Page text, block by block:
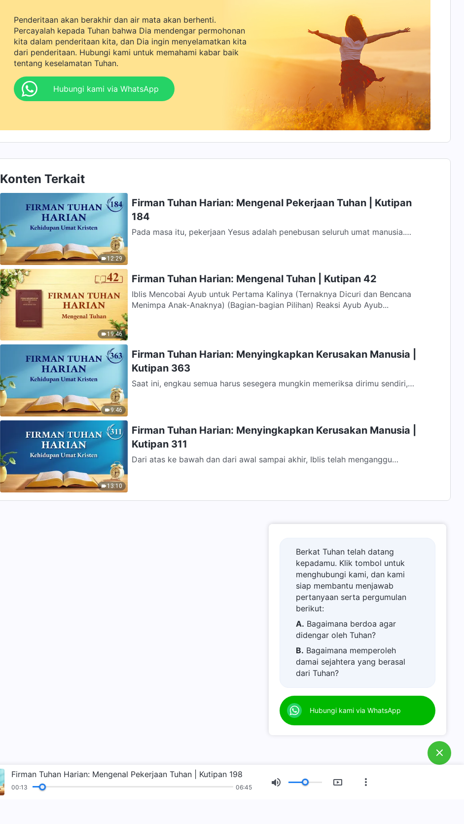
Penderitaan akan berakhir dan air mata akan berhenti.
Percayalah kepada Tuhan bahwa Dia mendengar permohonan
kita dalam penderitaan kita, dan Dia ingin menyelamatkan kita
dari penderitaan. Hubungi kami untuk memahami kabar baik
tentang keselamatan Tuhan.
Hubungi kami via WhatsApp
Konten Terkait
12:29
Firman Tuhan Harian: Mengenal Pekerjaan Tuhan | Kutipan
184
Pada masa itu, pekerjaan Yesus adalah penebusan seluruh umat manusia.
19:46
Firman Tuhan Harian: Mengenal Tuhan | Kutipan 42
Iblis Mencobai Ayub untuk Pertama Kalinya (Ternaknya Dicuri dan Bencana
Menimpa Anak-Anaknya) (Bagian-bagian Pilihan) Reaksi Ayub Ayub...
9:46
Firman Tuhan Harian: Menyingkapkan Kerusakan Manusia |
Kutipan 363
Saat ini, engkau semua harus sesegera mungkin memeriksa dirimu sendiri,
13:10
Firman Tuhan Harian: Menyingkapkan Kerusakan Manusia |
Kutipan 311
Dari atas ke bawah dan dari awal sampai akhir, Iblis telah menganggu
Berkat Tuhan telah datang
kepadamu. Klik tombol untuk
menghubungi kami, dan kami
siap membantu menjawab
pertanyaan serta pergumulan
berikut:
A. Bagaimana berdoa agar
didengar oleh Tuhan?
B. Bagaimana memperoleh
damai sejahtera yang berasal
dari Tuhan?
D.
Belajar firman Tuhan dan
semakin dekat kepada Tuhan.
F.Bagaimana melepaskan diri
Hubungi kami via WhatsApp
Firman Tuhan Harian: Mengenal Pekerjaan Tuhan | Kutipan 198
00:14 06:45